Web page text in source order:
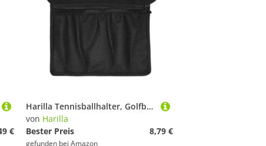
€
Harilla Tennisballhalter, Golfbälle, Gürteltasche, Hüfttasche, Aufbewahrungstasche für Bälle im Freien, Tragetasche für Golfübungen, Workout, Fitness
von Harilla
Bester Preis
8,79 €
gefunden bei Amazon